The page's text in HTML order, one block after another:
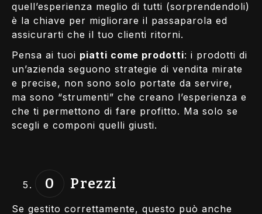
quell’esperienza meglio di tutti (sorprendendoli)
è la chiave per migliorare il passaparola ed
assicurarti che il tuo clienti ritorni.
Pensa ai tuoi piatti come prodotti: i prodotti di
un’azienda seguono strategie di vendita mirate
e precise, non sono solo portate da servire,
ma sono “strumenti” che creano l’esperienza e
che ti permettono di fare profitto. Ma solo se
scegli e componi quelli giusti.
Prezzi
Se gestito correttamente, questo può anche